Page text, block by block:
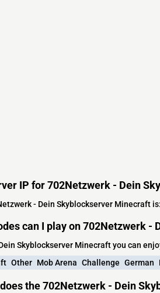
IP for 702Netzwerk - Dein
- Dein Skyblockserver Minecraft
can I play on 702Netzwerk
Skyblockserver Minecraft you can
Other Mob Arena Challenge German
the 702Netzwerk - Dein